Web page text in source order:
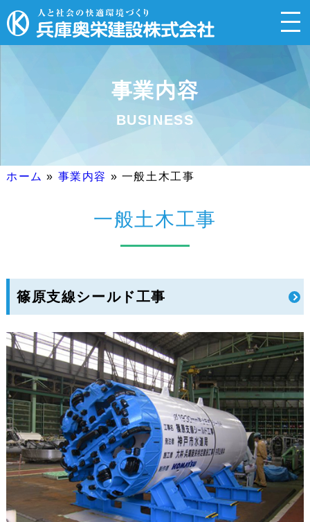
事業内容
BUSINESS
ホーム » 事業内容 » 一般土木工事
一般土木工事
篠原支線シールド工事